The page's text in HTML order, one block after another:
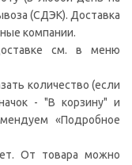
(СДЭК). Доставка
компании.
см. в меню
количество (если
- "В корзину" и
«Подробное
От товара можно